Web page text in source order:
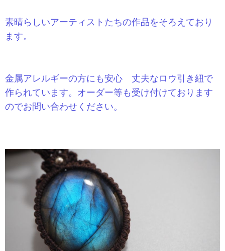
素晴らしいアーティストたちの作品をそろえており
ます。
金属アレルギーの方にも安心 丈夫なロウ引き紐で
作られています。オーダー等も受け付けております
のでお問い合わせください。